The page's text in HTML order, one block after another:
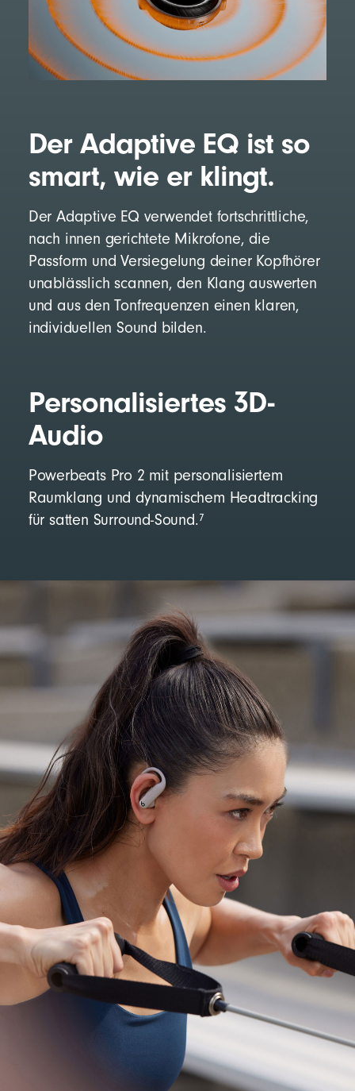
Der Adaptive EQ ist so
smart, wie er klingt.
Der Adaptive EQ verwendet fortschrittliche,
nach innen gerichtete Mikrofone, die
Passform und Versiegelung deiner Kopfhörer
unablässlich scannen, den Klang auswerten
und aus den Tonfrequenzen einen klaren,
individuellen Sound bilden.
Personalisiertes 3D-
Audio
Powerbeats Pro 2 mit personalisiertem
Raumklang und dynamischem Headtracking
für satten Surround-Sound.7